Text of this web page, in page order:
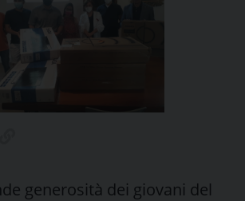
generosità dei giovani del